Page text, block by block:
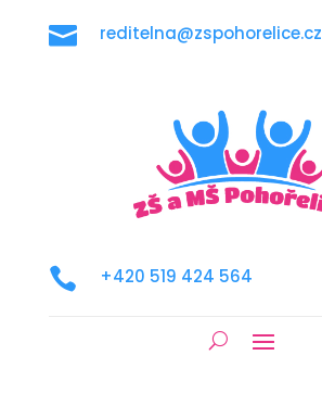
 reditelna@zspohorelice.cz
 +420 519 424 564